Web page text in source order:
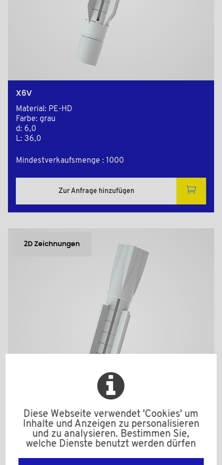
X6V
Material: PE-HD
Farbe: grau
d: 6,0
L: 36,0
Mindestverkaufsmenge : 1000
Zur Anfrage hinzufügen
2D Zeichnungen
X8V
Diese Webseite verwendet 'Cookies' um
Inhalte und Anzeigen zu personalisieren
und zu analysieren. Bestimmen Sie,
welche Dienste benutzt werden dürfen